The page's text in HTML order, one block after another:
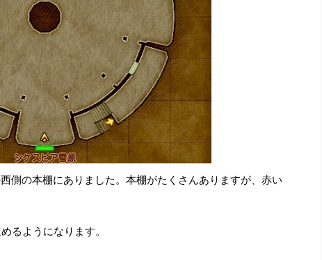
側の本棚にありました。本棚がたくさんありますが、赤い
るようになります。